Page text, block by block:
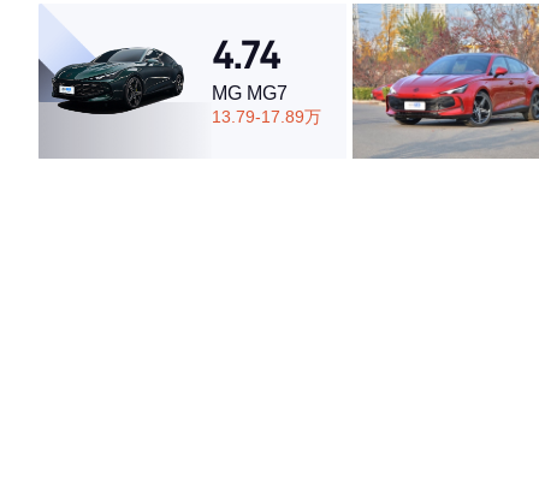
4.5 4.74
MG MG7
13.79-17.89万